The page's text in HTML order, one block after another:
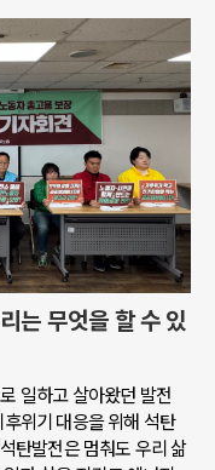
는 무엇을 할 수 있
일하고 살아왔던 발전
위기 대응을 위해 석탄
탄발전은 멈춰도 우리 삶